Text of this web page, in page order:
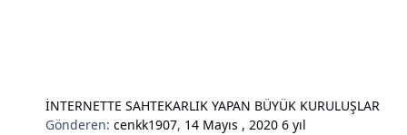
İNTERNETTE SAHTEKARLIK YAPAN BÜYÜK KURULUŞLAR
Gönderen:cenkk1907, 14 Mayıs , 20206 yıl